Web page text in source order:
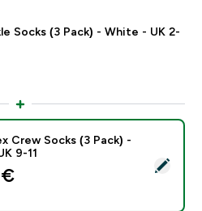
Socks (3 Pack) - White - UK 2-
(3 Pack) - White - UK 9-11
Crew Socks (3 Pack) -
9-11